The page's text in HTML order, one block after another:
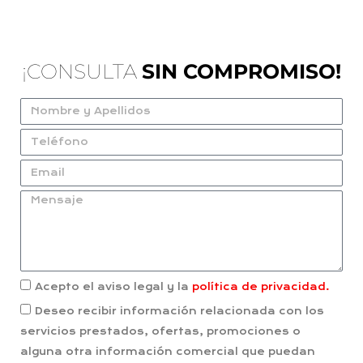
¡CONSULTA SIN COMPROMISO!
Acepto el aviso legal y la política de privacidad.
Deseo recibir información relacionada con los
servicios prestados, ofertas, promociones o
alguna otra información comercial que puedan